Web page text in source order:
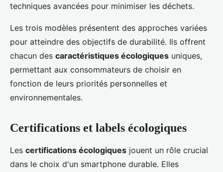
techniques avancées pour minimiser les déchets.
Les trois modèles présentent des approches variées
pour atteindre des objectifs de durabilité. Ils offrent
chacun des caractéristiques écologiques uniques,
permettant aux consommateurs de choisir en
fonction de leurs priorités personnelles et
environnementales.
Certifications et labels écologiques
Les certifications écologiques jouent un rôle crucial
dans le choix d'un smartphone durable. Elles